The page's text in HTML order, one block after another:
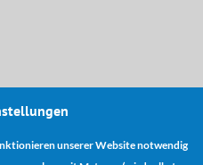
unserer Website notwendig